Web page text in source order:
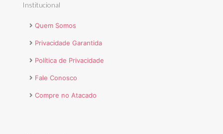
Institucional
Quem Somos
Privacidade Garantida
Política de Privacidade
Fale Conosco
Compre no Atacado